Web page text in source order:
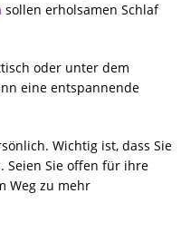
sollen erholsamen Schlaf
oder unter dem
eine entspannende
Wichtig ist, dass Sie
Seien Sie offen für ihre
Weg zu mehr